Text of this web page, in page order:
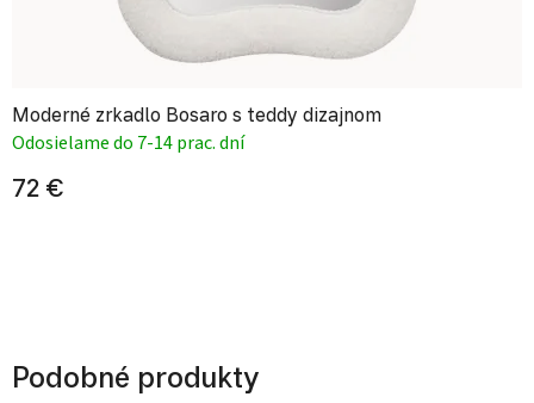
Moderné zrkadlo Bosaro s teddy dizajnom
Odosielame do 7-14 prac. dní
72 €
Podobné produkty